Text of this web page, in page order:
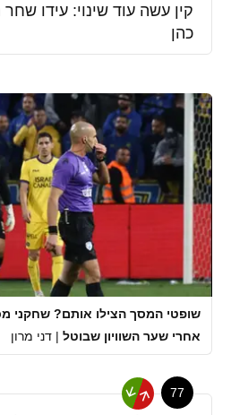
קין עשה עוד שינוי: עידו
כהן
שופטי המסך הצילו אותם? שחקני
אחרי שער השוויון שבוטל | דני מרון
77